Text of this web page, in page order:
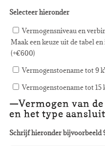
Selecteer hieronder
Vermogensniveau en
Maak een keuze uit de tabel
(+€600)
Vermogenstoename tot 9
Vermogenstoename tot 15
—Vermogen van
en het type
Schrijf hieronder bijvoorbeeld